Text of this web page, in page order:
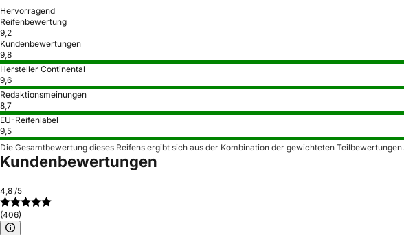
Hervorragend
Reifenbewertung
9,2
Kundenbewertungen
9,8
Hersteller Continental
9,6
Redaktionsmeinungen
8,7
EU-Reifenlabel
9,5
Die Gesamtbewertung dieses Reifens ergibt sich aus der Kombination der gewichteten Teilbewertungen.
Kundenbewertungen
4,8 /5
(406)